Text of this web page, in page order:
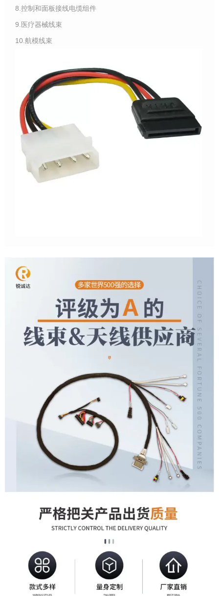
8.控制和面板接线电缆组件
9.医疗器械线束
10.航模线束